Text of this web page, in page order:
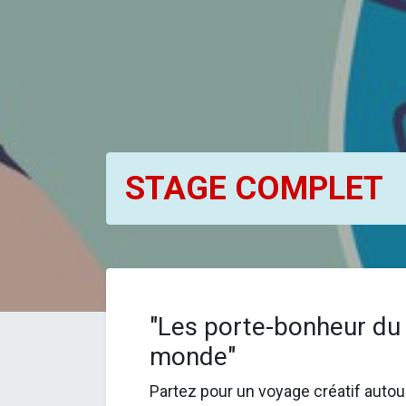
STAGE COMPLET
"Les porte-bonheur du
monde"
Partez pour un voyage créatif